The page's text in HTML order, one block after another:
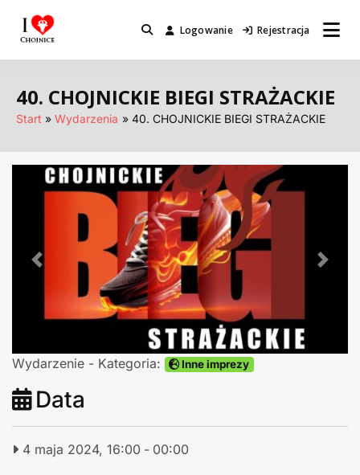
Miejsca które warto odwiedzić.
Logowanie Rejestracja
40. CHOJNICKIE BIEGI STRAŻACKIE
Start Wydarzenia 40. CHOJNICKIE BIEGI STRAŻACKIE
Poprzednie
Wydarzenie - Kategoria: Inne imprezy
Data
4 maja 2024, 16:00 - 00:00